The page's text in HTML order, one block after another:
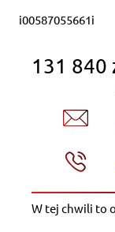
i00587055661i
131 840
W tej chwili to